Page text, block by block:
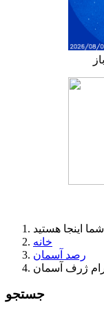
خانه
رصد آسمان
ژرف آسمان
جستجو